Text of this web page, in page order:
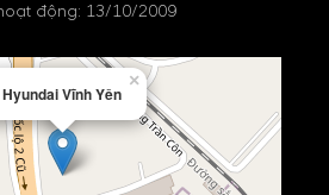
động: 13/10/2009
Hyundai Vĩnh Yên
×